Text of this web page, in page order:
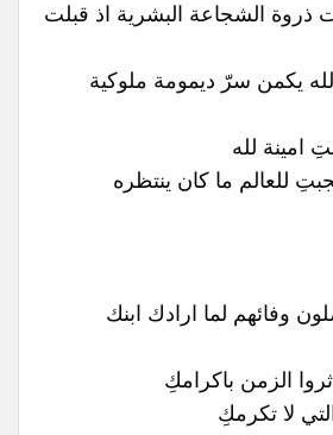
الشجاعة البشرية اذ قبلت
يكمن سرّ ديمومة ملوكية
امينة لله
للعالم ما كان ينتظره
وفائهم لما ارادك ابنك
الزمن باكرامكِ
لا تكرمكِ